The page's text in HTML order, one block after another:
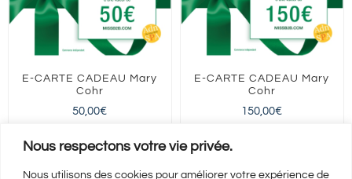
Nous respectons votre vie privée.
Nous utilisons des cookies pour améliorer votre expérience de
E-CARTE CADEAU Mary
Cohr
50,00€
FRANCE entière
E-CARTE CADEAU Mary
Cohr
150,00€